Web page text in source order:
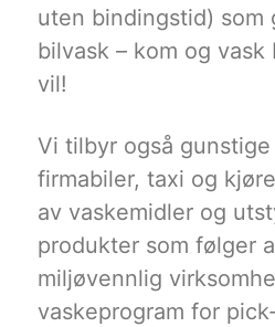
uten bindingstid) som
bilvask – kom og
vil!
Vi tilbyr også
firmabiler, taxi og
av vaskemidler og
produkter som følger
miljøvennlig
vaskeprogram for